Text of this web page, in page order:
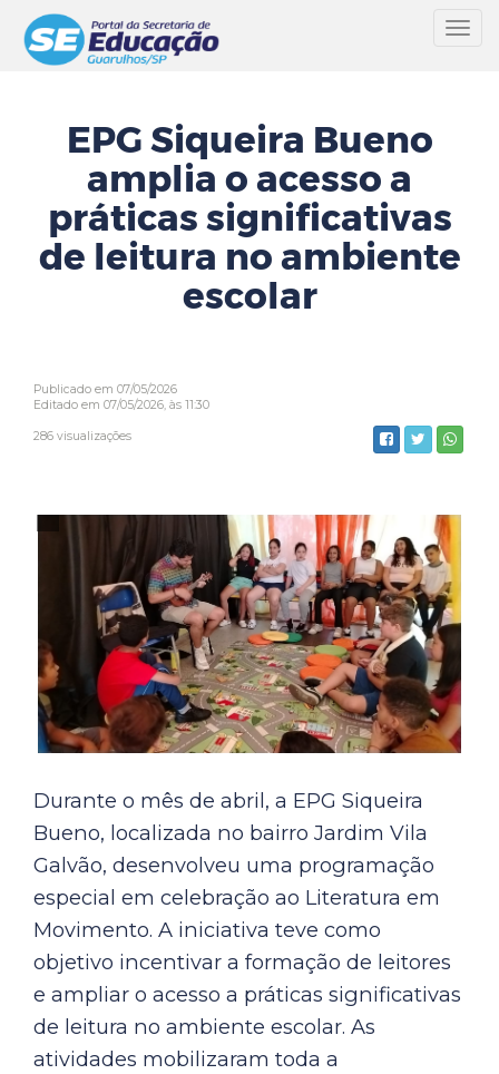
EPG Siqueira Bueno
amplia o acesso a
práticas significativas
de leitura no ambiente
escolar
Publicado em 07/05/2026
Editado em 07/05/2026, às 11:30
286 visualizações
Durante o mês de abril, a EPG Siqueira
Bueno, localizada no bairro Jardim Vila
Galvão, desenvolveu uma programação
especial em celebração ao Literatura em
Movimento. A iniciativa teve como
objetivo incentivar a formação de leitores
e ampliar o acesso a práticas significativas
de leitura no ambiente escolar. As
atividades mobilizaram toda a